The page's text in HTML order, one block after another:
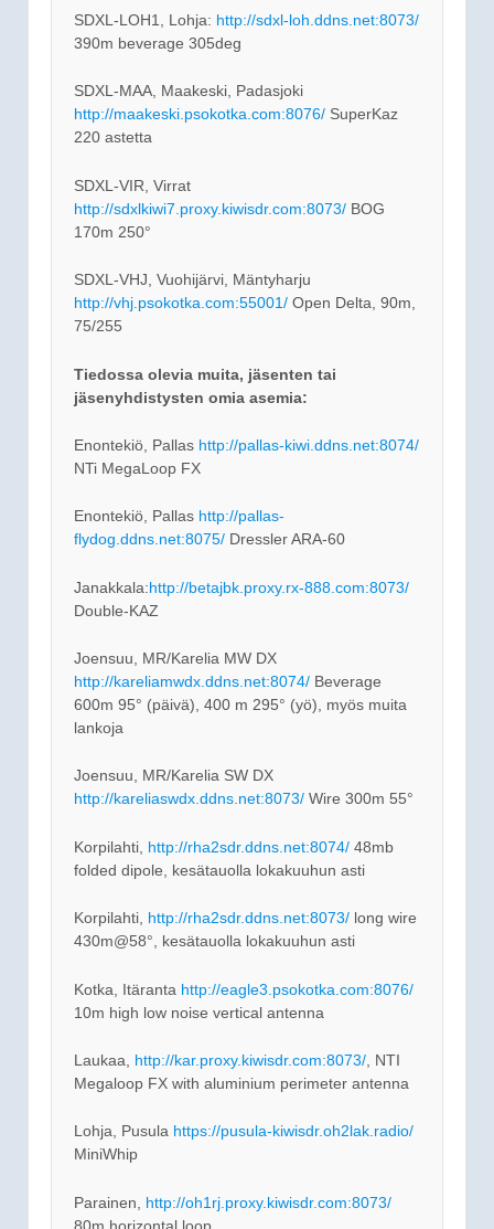
SDXL-LOH1, Lohja: http://sdxl-loh.ddns.net:8073/
390m beverage 305deg
SDXL-MAA, Maakeski, Padasjoki
http://maakeski.psokotka.com:8076/ SuperKaz
220 astetta
SDXL-VIR, Virrat
http://sdxlkiwi7.proxy.kiwisdr.com:8073/ BOG
170m 250°
SDXL-VHJ, Vuohijärvi, Mäntyharju
http://vhj.psokotka.com:55001/ Open Delta, 90m,
75/255
Tiedossa olevia muita, jäsenten tai
jäsenyhdistysten omia asemia:
Enontekiö, Pallas http://pallas-kiwi.ddns.net:8074/
NTi MegaLoop FX
Enontekiö, Pallas http://pallas-
flydog.ddns.net:8075/ Dressler ARA-60
Janakkala:http://betajbk.proxy.rx-888.com:8073/
Double-KAZ
Joensuu, MR/Karelia MW DX
http://kareliamwdx.ddns.net:8074/ Beverage
600m 95° (päivä), 400 m 295° (yö), myös muita
lankoja
Joensuu, MR/Karelia SW DX
http://kareliaswdx.ddns.net:8073/ Wire 300m 55°
Korpilahti, http://rha2sdr.ddns.net:8074/ 48mb
folded dipole, kesätauolla lokakuuhun asti
Korpilahti, http://rha2sdr.ddns.net:8073/ long wire
430m@58°, kesätauolla lokakuuhun asti
Kotka, Itäranta http://eagle3.psokotka.com:8076/
10m high low noise vertical antenna
Laukaa, http://kar.proxy.kiwisdr.com:8073/ , NTI
Megaloop FX with aluminium perimeter antenna
Lohja, Pusula https://pusula-kiwisdr.oh2lak.radio/
MiniWhip
Parainen, http://oh1rj.proxy.kiwisdr.com:8073/